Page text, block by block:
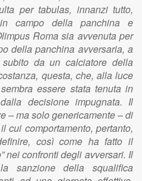
per tabulas, innanzi tutto,
campo della panchina e
Roma sia avvenuta per
della panchina avversaria, a
da un calciatore della
questa, che, alla luce
essere stata tenuta in
decisione impugnata. Il
– ma solo genericamente – di
cui comportamento, pertanto,
così come ha fatto il
nei confronti degli avversari. Il
sanzione della squalifica